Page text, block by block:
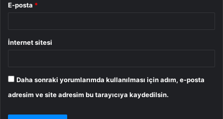
E-posta *
İnternet sitesi
Daha sonraki yorumlarımda kullanılması için adım, e-posta
adresim ve site adresim bu tarayıcıya kaydedilsin.